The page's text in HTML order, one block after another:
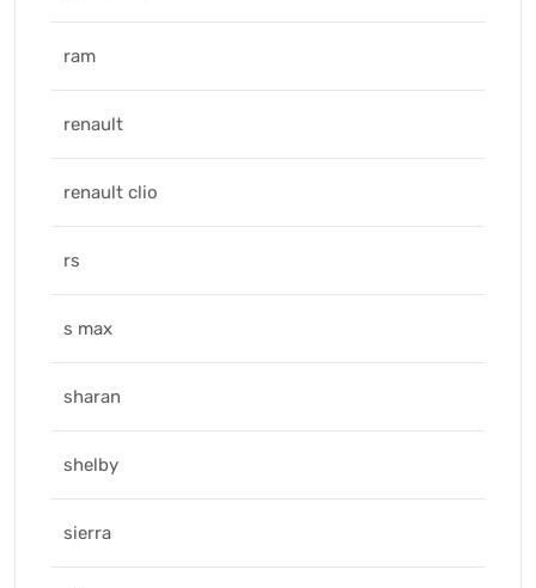
ram
renault
renault clio
rs
s max
sharan
shelby
sierra